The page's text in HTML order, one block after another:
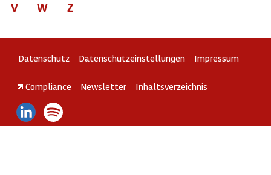
V W Z
Datenschutz Datenschutzeinstellungen Impressum
Compliance Newsletter Inhaltsverzeichnis